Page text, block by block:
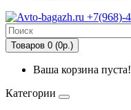
Товаров 0 (0р.)
Ваша корзина пуста!
Категории